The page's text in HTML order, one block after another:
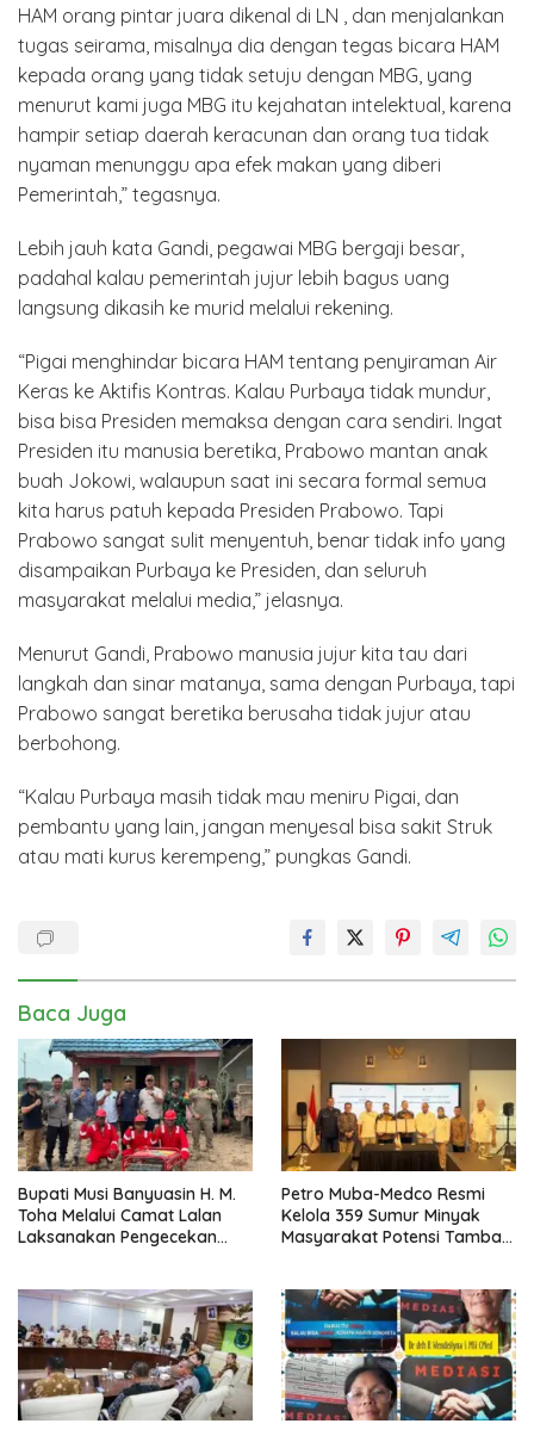
HAM orang pintar juara dikenal di LN , dan menjalankan
tugas seirama, misalnya dia dengan tegas bicara HAM
kepada orang yang tidak setuju dengan MBG, yang
menurut kami juga MBG itu kejahatan intelektual, karena
hampir setiap daerah keracunan dan orang tua tidak
nyaman menunggu apa efek makan yang diberi
Pemerintah,” tegasnya.
Lebih jauh kata Gandi, pegawai MBG bergaji besar,
padahal kalau pemerintah jujur lebih bagus uang
langsung dikasih ke murid melalui rekening.
“Pigai menghindar bicara HAM tentang penyiraman Air
Keras ke Aktifis Kontras. Kalau Purbaya tidak mundur,
bisa bisa Presiden memaksa dengan cara sendiri. Ingat
Presiden itu manusia beretika, Prabowo mantan anak
buah Jokowi, walaupun saat ini secara formal semua
kita harus patuh kepada Presiden Prabowo. Tapi
Prabowo sangat sulit menyentuh, benar tidak info yang
disampaikan Purbaya ke Presiden, dan seluruh
masyarakat melalui media,” jelasnya.
Menurut Gandi, Prabowo manusia jujur kita tau dari
langkah dan sinar matanya, sama dengan Purbaya, tapi
Prabowo sangat beretika berusaha tidak jujur atau
berbohong.
“Kalau Purbaya masih tidak mau meniru Pigai, dan
pembantu yang lain, jangan menyesal bisa sakit Struk
atau mati kurus kerempeng,” pungkas Gandi.
Baca Juga
Bupati Musi Banyuasin H. M.
Toha Melalui Camat Lalan
Laksanakan Pengecekan
Perusahaan
Petro Muba-Medco Resmi
Kelola 359 Sumur Minyak
Masyarakat Potensi Tambah